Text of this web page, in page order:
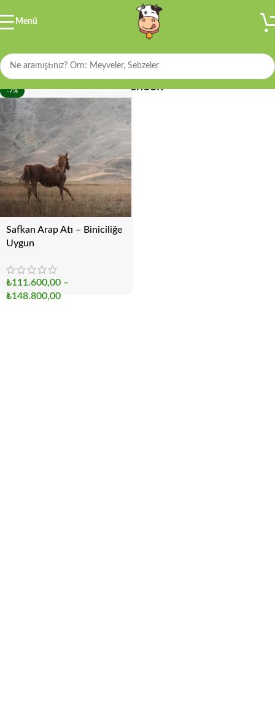
Menü
Percheon
-7%
Safkan Arap Atı – Biniciliğe
Uygun
₺111.600,00 –
₺148.800,00